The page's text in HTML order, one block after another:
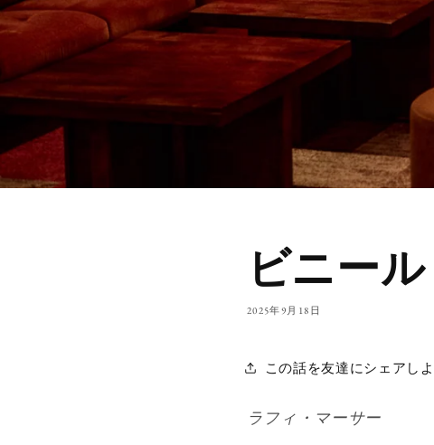
ビニー
2025年9月18日
この話を友達にシェアし
ラフィ・マーサー